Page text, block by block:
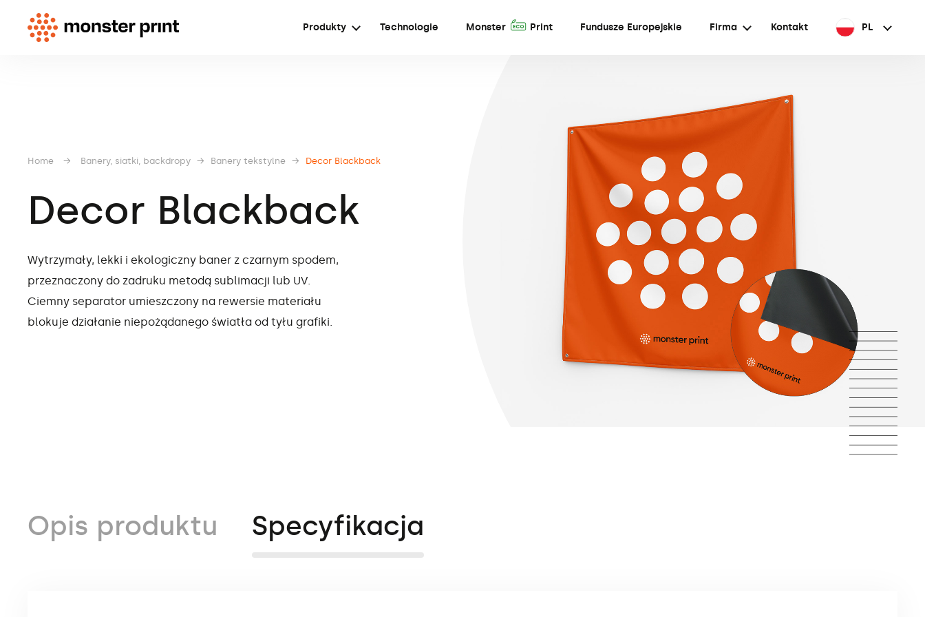
Produkty Technologie Monster A Print Fundusze Europejskie Firma Kontakt PL
Home → Banery, siatki, backdropy → Banery tekstylne → Decor Blackback
Decor Blackback
Wytrzymały, lekki i ekologiczny baner z czarnym spodem,
przeznaczony do zadruku metodą sublimacji lub UV.
Ciemny separator umieszczony na rewersie materiału
blokuje działanie niepożądanego światła od tyłu grafiki.
Opis produktu Specyfikacja